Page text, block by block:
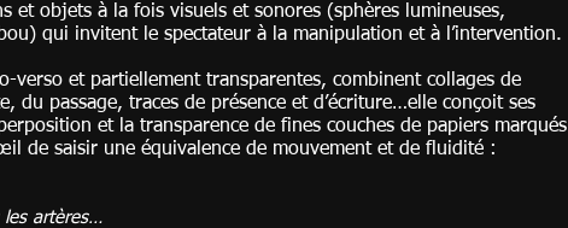
et objets à la fois visuels et sonores (sphères lumineuses,
qui invitent le spectateur à la manipulation et à l’intervention.
verso et partiellement transparentes, combinent collages de
du passage, traces de présence et d’écriture…elle conçoit ses
et la transparence de fines couches de papiers marqués
de saisir une équivalence de mouvement et de fluidité :
les artères…